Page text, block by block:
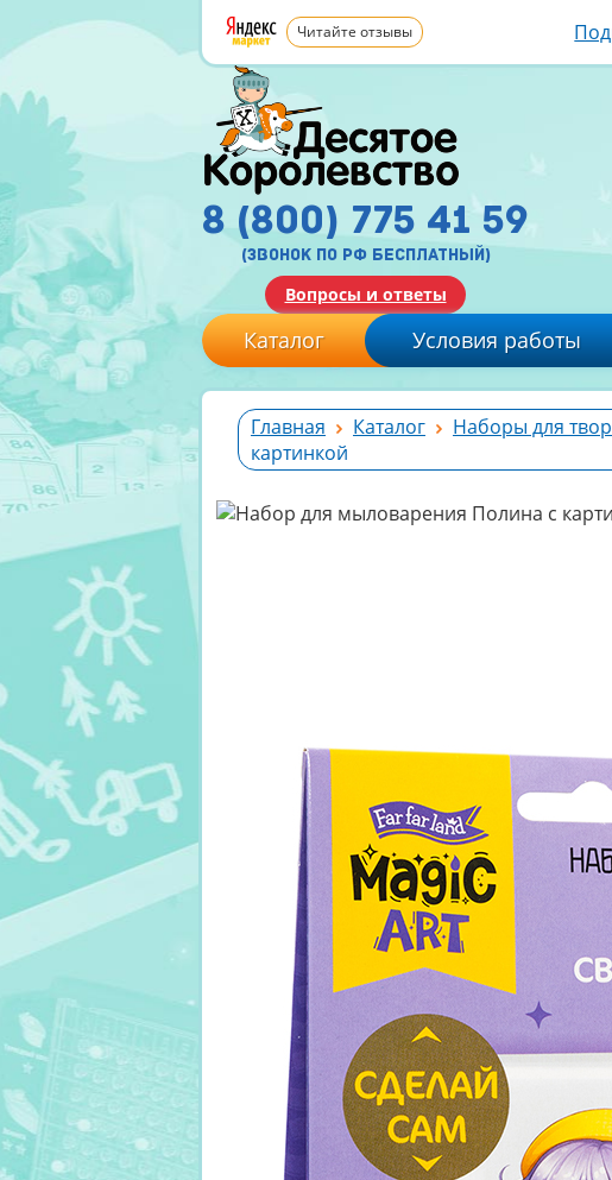
Читайте отзывы
8 (800) 775 41 59
(звонок по рф бесплатный)
Вопросы и ответы
Каталог Условия работы
Главная Каталог Наборы для
картинкой